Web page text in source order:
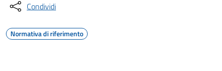
Condividi
Normativa di riferimento